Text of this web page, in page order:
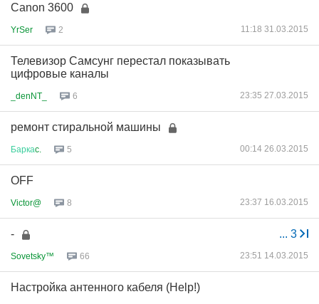
Canon 3600
YrSer 2 11:18 31.03.2015
Телевизор Самсунг перестал показывать
цифровые каналы
_denNT_ 6 23:35 27.03.2015
ремонт стиральной машины
Баркаc. 5 00:14 26.03.2015
OFF
Victor@ 8 23:37 16.03.2015
... 3
-
Sovetsky™ 66 23:51 14.03.2015
Настройка антенного кабеля (Help!)